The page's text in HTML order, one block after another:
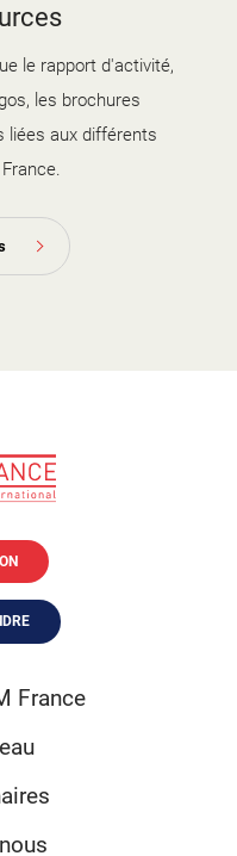
le rapport d'activité,
les brochures
liées aux différents
France